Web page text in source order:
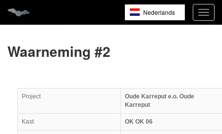
Nederlands
Waarneming #2
Project
Oude Karreput e.o. Oude
Karreput
Kast OK OK 06